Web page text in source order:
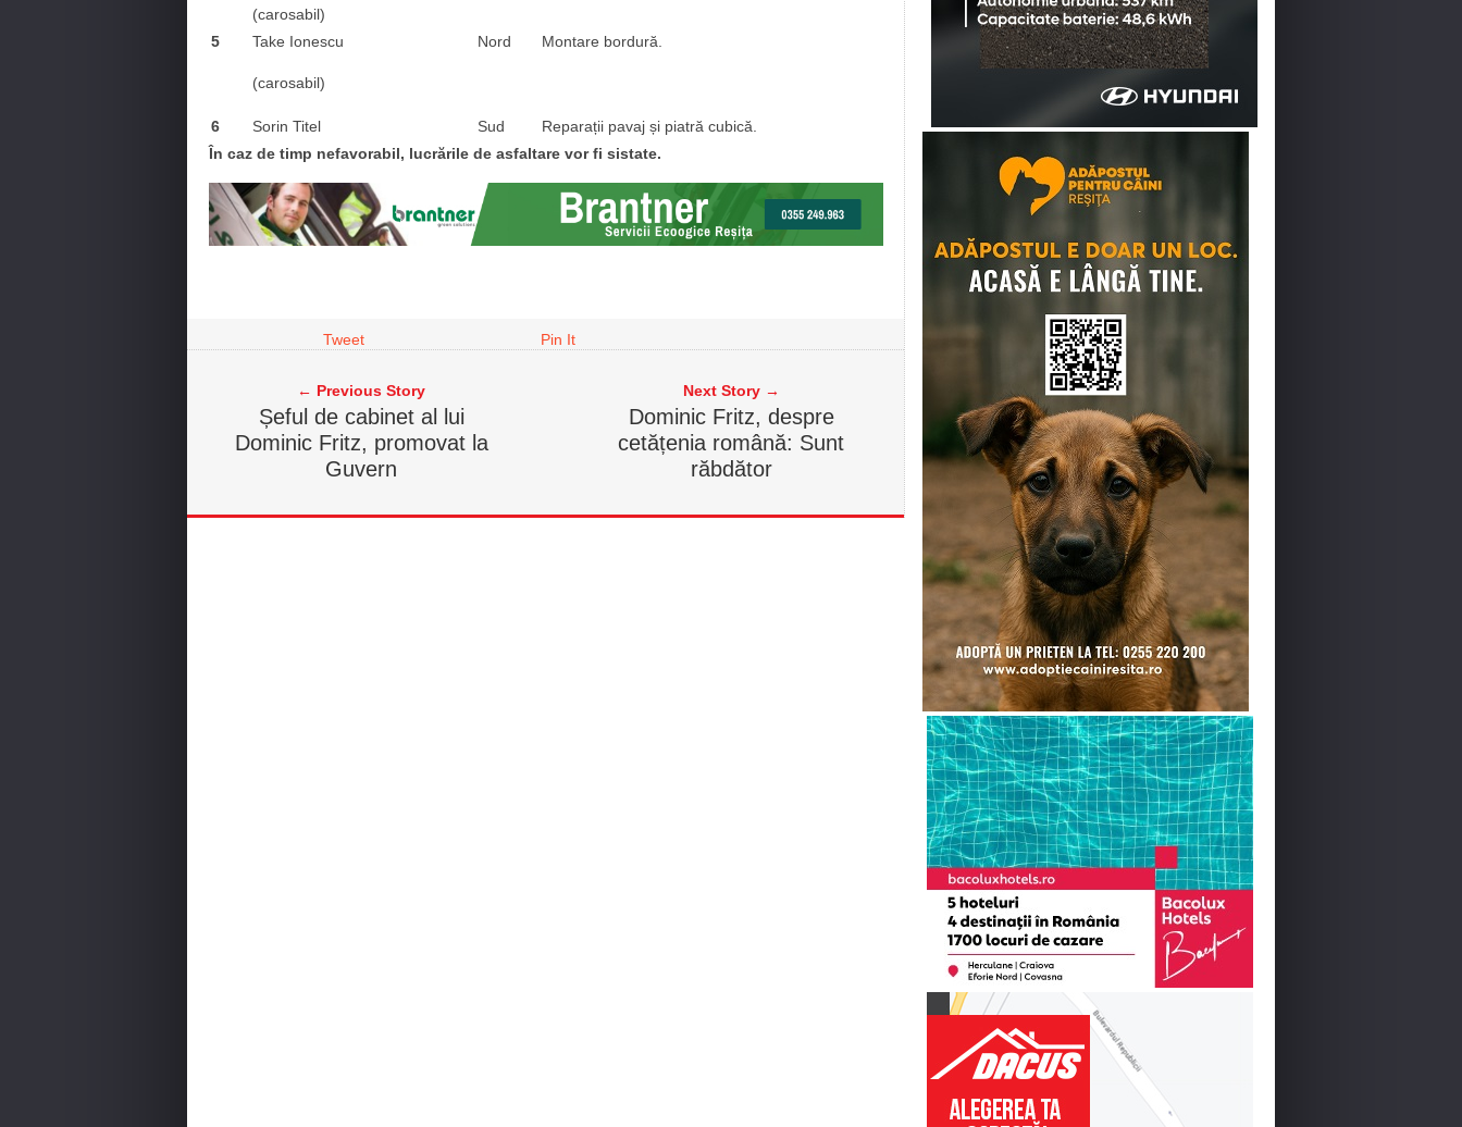
(carosabil)
5 Take Ionescu
(carosabil)
Nord Montare bordură.
6 Sorin Titel Sud
Reparații pavaj și piatră cubică.
În caz de timp nefavorabil, lucrările de asfaltare vor fi sistate.
Tweet Pin It
← Previous Story
Șeful de cabinet al lui
Dominic Fritz, promovat la
Guvern
Next Story →
Dominic Fritz, despre
cetățenia română: Sunt
răbdător